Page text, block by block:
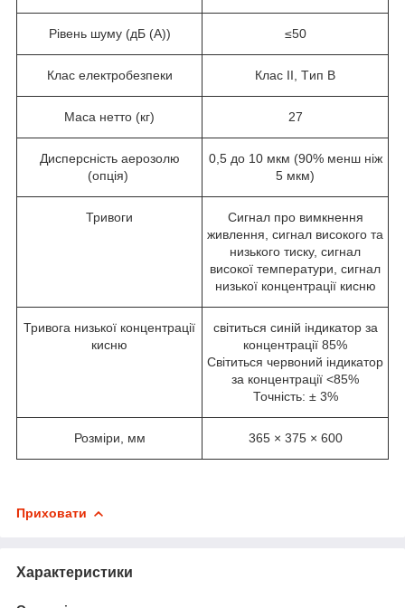
Рівень шуму (дБ (A)) ≤50
Клас електробезпеки Клас ІІ, Tип B
Маса нетто (кг) 27
Дисперсність аерозолю
(опція)
0,5 до 10 мкм (90% менш ніж
5 мкм)
Тривоги
Сигнал про вимкнення
живлення, сигнал високого та
низького тиску, сигнал
високої температури, сигнал
низької концентрації кисню
Тривога низької концентрації
кисню
світиться синій індикатор за
концентрації 85%
Світиться червоний індикатор
за концентрації <85%
Точність: ± 3%
Розміри, мм 365 × 375 × 600
Приховати
Характеристики